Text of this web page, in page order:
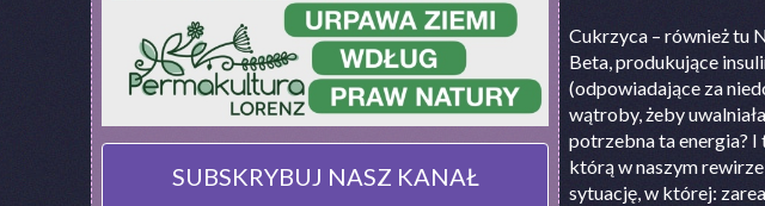
Cukrzyca – również tu
Beta, produkujące
(odpowiadające za
wątroby, żeby
potrzebna ta energia? I
którą w naszym
sytuację, w której:
SUBSKRYBUJ NASZ KANAŁ